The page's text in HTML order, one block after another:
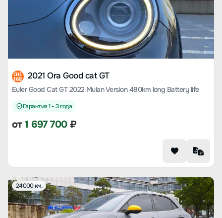
CHE
168 2021 Ora Good cat GT
Euler Good Cat GT 2022 Mulan Version 480km long Battery life
Гарантия 1 - 3 года
от1 697 700₽
24000 км.